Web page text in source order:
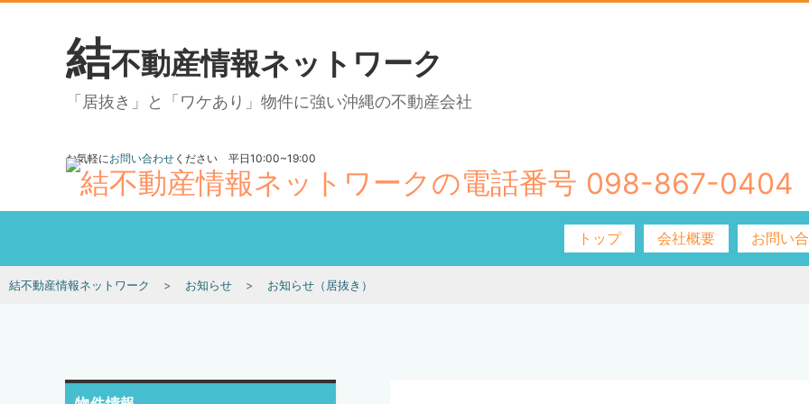
結不動産情報ネットワーク
「居抜き」と「ワケあり」物件に強い沖縄の不動産会社
お気軽にお問い合わせ ください 平日10:00~19:00
098-867-0404
トップ 会社概要 お問い
結不動産情報ネットワーク お知らせ お知らせ（居抜き）